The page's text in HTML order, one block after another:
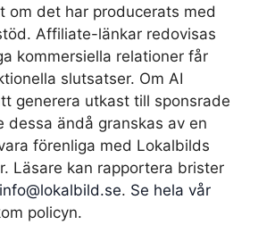
om det har producerats med
Affiliate-länkar redovisas
kommersiella relationer får
slutsatser. Om AI
generera utkast till sponsrade
dessa ändå granskas av en
förenliga med Lokalbilds
Läsare kan rapportera brister
info@lokalbild.se. Se hela vår
policyn.